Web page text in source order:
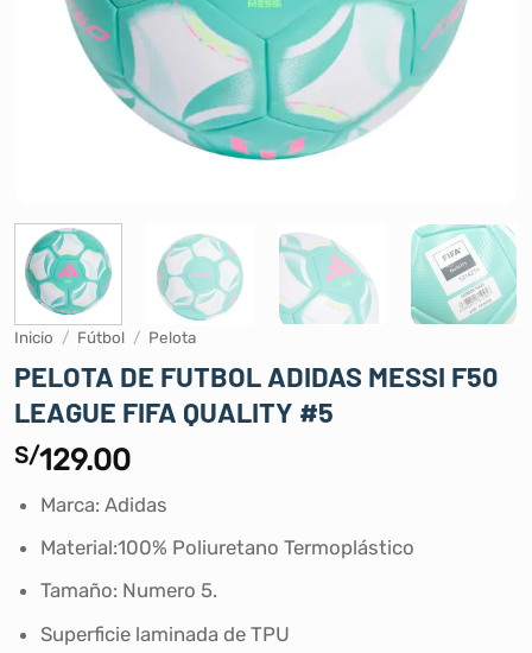
Inicio / Fútbol / Pelota
PELOTA DE FUTBOL ADIDAS MESSI F50
LEAGUE FIFA QUALITY #5
S/129.00
Marca: Adidas
Material:100% Poliuretano Termoplástico
Tamaño: Numero 5.
Superficie laminada de TPU